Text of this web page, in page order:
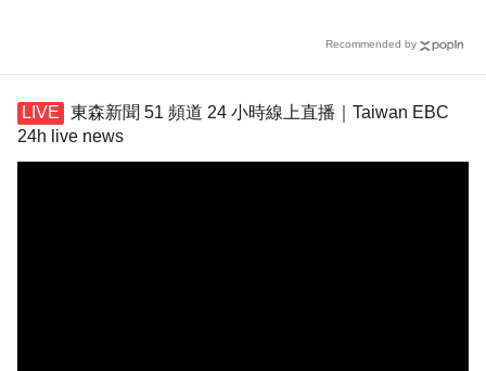
Recommended by
東森新聞 51 頻道 24 小時線上直播｜Taiwan EBC
24h live news